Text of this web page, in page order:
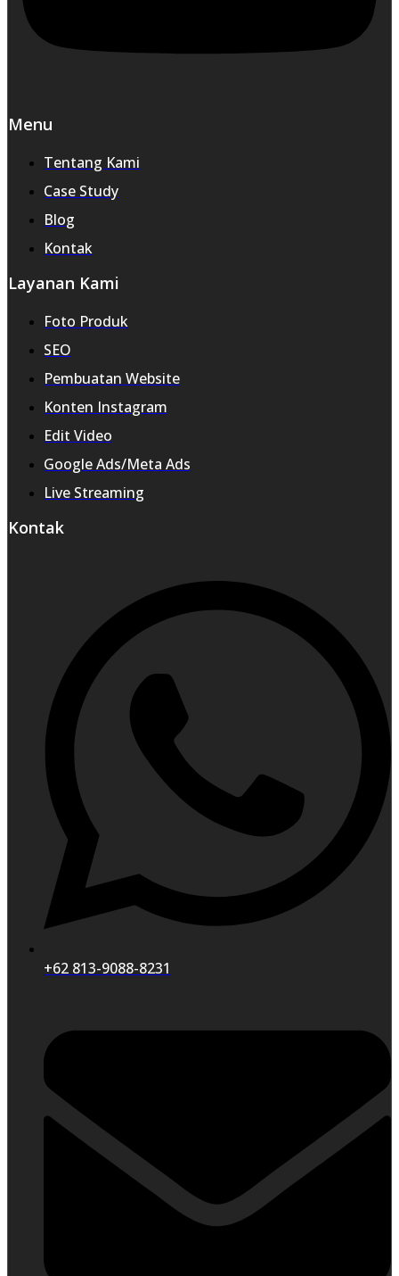
Menu
Tentang Kami
Case Study
Blog
Kontak
Layanan Kami
Foto Produk
SEO
Pembuatan Website
Konten Instagram
Edit Video
Google Ads/Meta Ads
Live Streaming
Kontak
+62 813-9088-8231